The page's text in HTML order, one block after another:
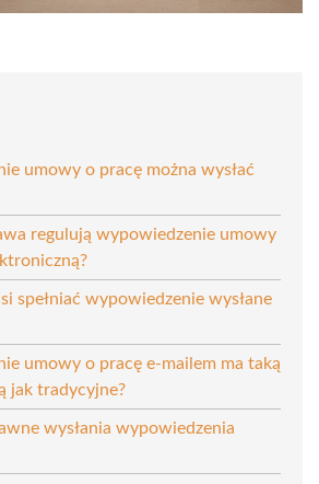
umowy o pracę można wysłać
regulują wypowiedzenie umowy
spełniać wypowiedzenie wysłane
umowy o pracę e-mailem ma taką
jak tradycyjne?
wysłania wypowiedzenia